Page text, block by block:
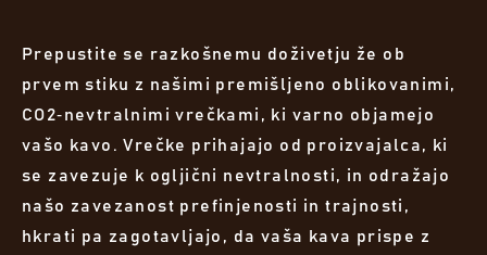
Prepustite se razkošnemu doživetju že ob
prvem stiku z našimi premišljeno oblikovanimi,
CO2‑nevtralnimi vrečkami, ki varno objamejo
vašo kavo. Vrečke prihajajo od proizvajalca, ki
se zavezuje k ogljični nevtralnosti, in odražajo
našo zavezanost prefinjenosti in trajnosti,
hkrati pa zagotavljajo, da vaša kava prispe z